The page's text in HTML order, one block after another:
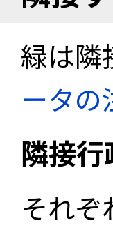
緑は隣
ータの
隣接
それ